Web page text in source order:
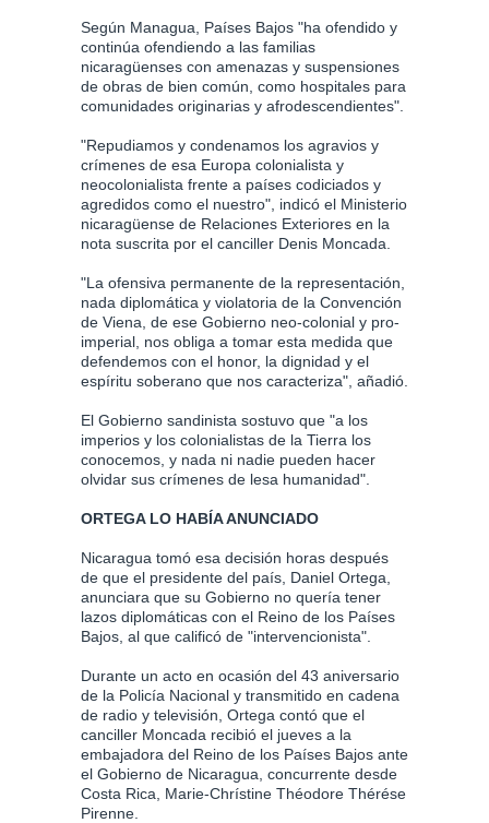
Según Managua, Países Bajos "ha ofendido y
continúa ofendiendo a las familias
nicaragüenses con amenazas y suspensiones
de obras de bien común, como hospitales para
comunidades originarias y afrodescendientes".
"Repudiamos y condenamos los agravios y
crímenes de esa Europa colonialista y
neocolonialista frente a países codiciados y
agredidos como el nuestro", indicó el Ministerio
nicaragüense de Relaciones Exteriores en la
nota suscrita por el canciller Denis Moncada.
"La ofensiva permanente de la representación,
nada diplomática y violatoria de la Convención
de Viena, de ese Gobierno neo-colonial y pro-
imperial, nos obliga a tomar esta medida que
defendemos con el honor, la dignidad y el
espíritu soberano que nos caracteriza", añadió.
El Gobierno sandinista sostuvo que "a los
imperios y los colonialistas de la Tierra los
conocemos, y nada ni nadie pueden hacer
olvidar sus crímenes de lesa humanidad".
ORTEGA LO HABÍA ANUNCIADO
Nicaragua tomó esa decisión horas después
de que el presidente del país, Daniel Ortega,
anunciara que su Gobierno no quería tener
lazos diplomáticas con el Reino de los Países
Bajos, al que calificó de "intervencionista".
Durante un acto en ocasión del 43 aniversario
de la Policía Nacional y transmitido en cadena
de radio y televisión, Ortega contó que el
canciller Moncada recibió el jueves a la
embajadora del Reino de los Países Bajos ante
el Gobierno de Nicaragua, concurrente desde
Costa Rica, Marie-Chrístine Théodore Thérése
Pirenne.